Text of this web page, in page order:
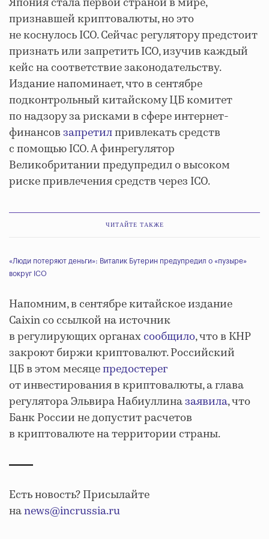
Япония стала первой страной в мире,
признавшей криптовалюты, но это
не коснулось ICO. Сейчас регулятору предстоит
признать или запретить ICO, изучив каждый
кейс на соответствие законодательству.
Издание напоминает, что в сентябре
подконтрольный китайскому ЦБ комитет
по надзору за рисками в сфере интернет-
финансовзапретилпривлекать средств
с помощью ICO. А финрегулятор
Великобритании предупредил о высоком
риске привлечения средств через ICO.
ЧИТАЙТЕ ТАКЖЕ
«Люди потеряют деньги»: Виталик Бутерин предупредил о «пузыре»
вокруг ICO
Напомним, в сентябре китайское издание
Caixin со ссылкой на источник
в регулирующих органахсообщило, что в КНР
закроют биржи криптовалют. Российский
ЦБ в этом месяцепредостерег
от инвестирования в криптовалюты, а глава
регулятора Эльвира Набиуллиназаявила, что
Банк России не допустит расчетов
в криптовалюте на территории страны.
Есть новость? Присылайте
наnews@incrussia.ru